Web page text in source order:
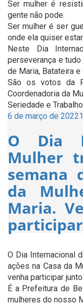
Ser mulher é
gente não pode.
Ser mulher é ser
onde ela quiser estar.
Neste Dia
perseverança e
de Maria, Batateira
São os votos da
Coordenadoria da
Seriedade e
Publicado
6 de março de 2022
O Dia
Mulher
semana
da
Maria.
O Dia Internacional
ações na Casa da
venha participar
É a Prefeitura de
mulheres do nosso